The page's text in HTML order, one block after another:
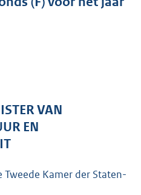
o
b VAN
EN
Tweede Kamer der Staten-